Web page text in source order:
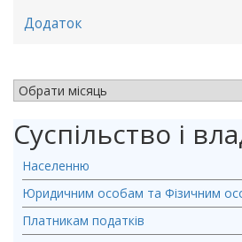
Додаток
Суспільство і
Населенню
Юридичним особам та Фізичним
Платникам податків